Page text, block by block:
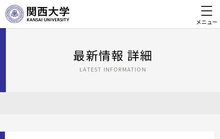
メニュー
最新情報 詳細
LATEST INFORMATION